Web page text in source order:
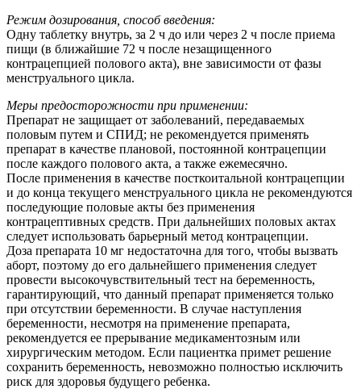
Режим дозирования, способ введения:
Одну таблетку внутрь, за 2 ч до или через 2 ч после приема
пищи (в ближайшие 72 ч после незащищенного
контрацепцией полового акта), вне зависимости от фазы
менструального цикла.
Меры предосторожности при применении:
Препарат не защищает от заболеваний, передаваемых
половым путем и СПИД; не рекомендуется применять
препарат в качестве плановой, постоянной контрацепции
после каждого полового акта, а также ежемесячно.
После применения в качестве посткоитальной контрацепции
и до конца текущего менструального цикла не рекомендуются
последующие половые акты без применения
контрацептивных средств. При дальнейших половых актах
следует использовать барьерный метод контрацепции.
Доза препарата 10 мг недостаточна для того, чтобы вызвать
аборт, поэтому до его дальнейшего применения следует
провести высокочувствительный тест на беременность,
гарантирующий, что данный препарат применяется только
при отсутствии беременности. В случае наступления
беременности, несмотря на применение препарата,
рекомендуется ее прерывание медикаментозным или
хирургическим методом. Если пациентка примет решение
сохранить беременность, невозможно полностью исключить
риск для здоровья будущего ребенка.